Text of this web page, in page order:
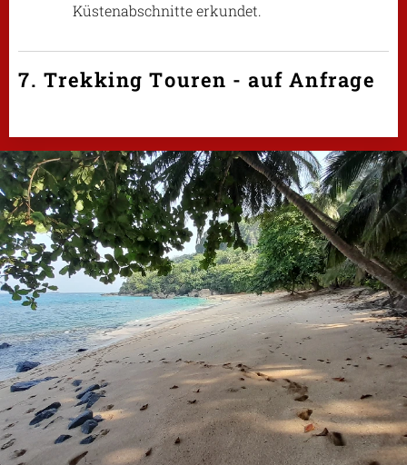
Küstenabschnitte erkundet.
7. Trekking Touren - auf Anfrage
.